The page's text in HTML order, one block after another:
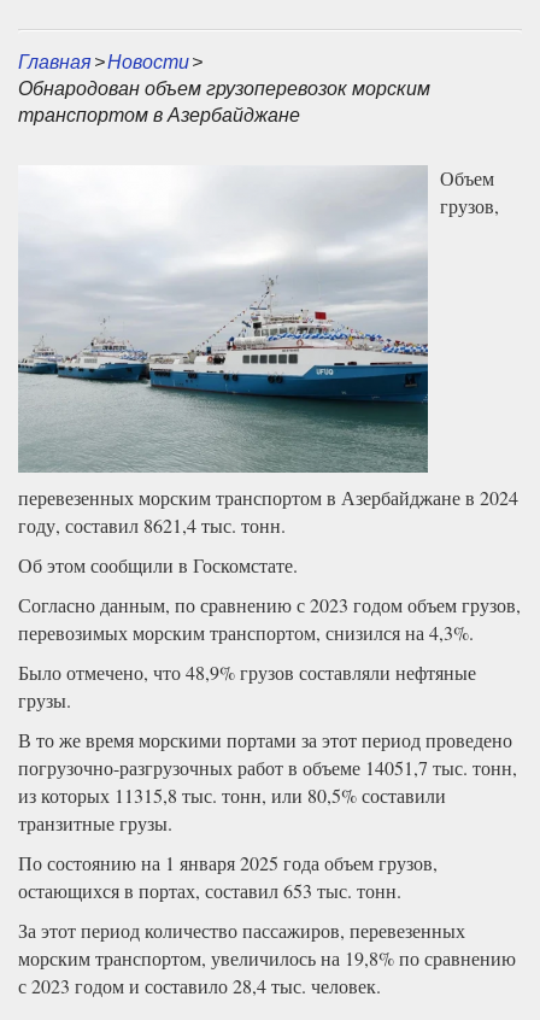
Главная>Новости>
Обнародован объем грузоперевозок морским
транспортом в Азербайджане
Объем
грузов,
перевезенных морским транспортом в Азербайджане в 2024
году, составил 8621,4 тыс. тонн.
Об этом сообщили в Госкомстате.
Согласно данным, по сравнению с 2023 годом объем грузов,
перевозимых морским транспортом, снизился на 4,3%.
Было отмечено, что 48,9% грузов составляли нефтяные
грузы.
В то же время морскими портами за этот период проведено
погрузочно-разгрузочных работ в объеме 14051,7 тыс. тонн,
из которых 11315,8 тыс. тонн, или 80,5% составили
транзитные грузы.
По состоянию на 1 января 2025 года объем грузов,
остающихся в портах, составил 653 тыс. тонн.
За этот период количество пассажиров, перевезенных
морским транспортом, увеличилось на 19,8% по сравнению
с 2023 годом и составило 28,4 тыс. человек.